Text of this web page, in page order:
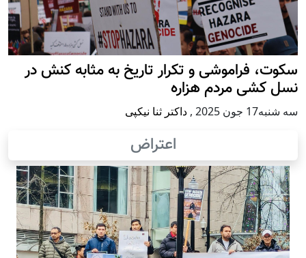
سکوت، فراموشی و تکرار تاريخ به مثابه کنش در
نسل کشی مردم هزاره
سه شنبه17 جون 2025 , داکتر ثنا نیکپی
اعتراض